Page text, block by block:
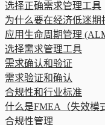
选择正确需求管理工具
为什么要在经济低迷期
应用生命周期管理
选择需求管理工具
需求确认和验证
需求验证和确认
合规性和行业标准
什么是FMEA（失效模
合规性管理